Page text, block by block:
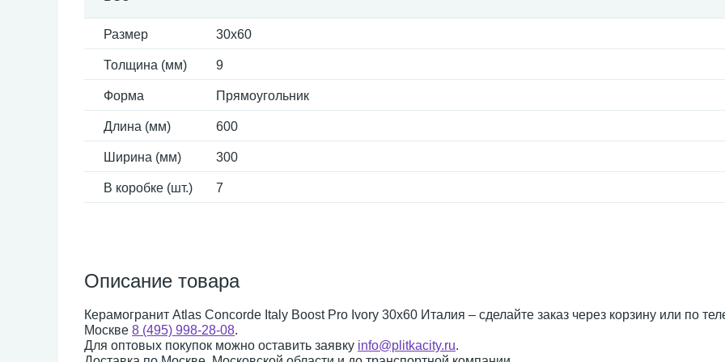
Размер 30x60
Толщина (мм) 9
Форма Прямоугольник
Длина (мм) 600
Ширина (мм) 300
В коробке (шт.) 7
Описание товара
Керамогранит Atlas Concorde Italy Boost Pro Ivory 30x60 Италия – сделайте заказ через корзину или по
Москве 8 (495) 998-28-08.
Для оптовых покупок можно оставить заявку info@plitkacity.ru.